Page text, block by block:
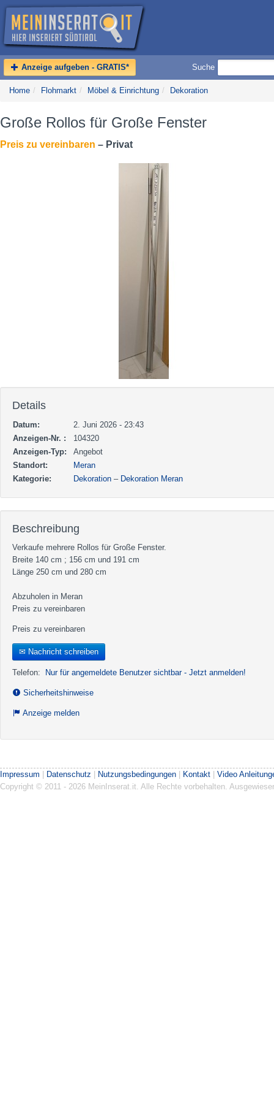
Anzeige aufgeben - GRATIS* Suche
Home / Flohmarkt / Möbel & Einrichtung / Dekoration
Große Rollos für Große Fenster
Preis zu vereinbaren – Privat
Details
Datum:
2. Juni 2026 - 23:43
Anzeigen-Nr. :
104320
Anzeigen-Typ:
Angebot
Standort:
Meran
Kategorie:
Dekoration – Dekoration Meran
Beschreibung
Verkaufe mehrere Rollos für Große Fenster.
Breite 140 cm ; 156 cm und 191 cm
Länge 250 cm und 280 cm
Abzuholen in Meran
Preis zu vereinbaren
Preis zu vereinbaren
✉ Nachricht schreiben
Telefon: Nur für angemeldete Benutzer sichtbar - Jetzt anmelden!
Sicherheitshinweise
Anzeige melden
Impressum Datenschutz Nutzungsbedingungen Kontakt
Video
Copyright © 2011 - 2026 MeinInserat.it. Alle Rechte vorbehalten.